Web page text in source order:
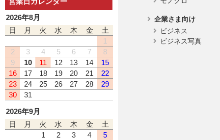
2026年8月
日
月 火 水 木 金
土
1
2
3 4 5 6 7
8
9
10 11 12 13 14
15
16
17 18 19 20 21
22
23
24 25 26 27 28
29
30
31
2026年9月
日
月 火 水 木 金
土
1
2 3 4
5
企業さま向け
ビジネス
ビジネス写真